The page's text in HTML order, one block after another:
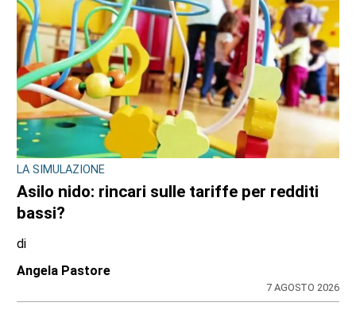
LA SIMULAZIONE
Asilo nido: rincari sulle tariffe per redditi
bassi?
di
Angela Pastore
7 AGOSTO 2026